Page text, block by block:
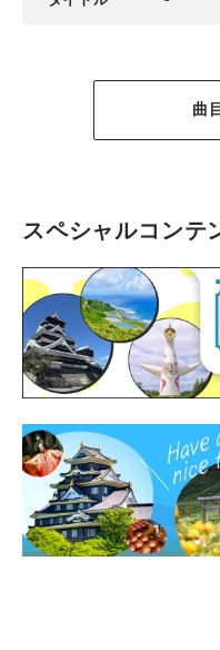
曲
スペシャルコンテ